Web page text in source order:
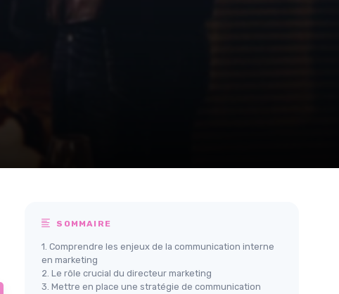
SOMMAIRE
1. Comprendre les enjeux de la communication interne
en marketing
2. Le rôle crucial du directeur marketing
3. Mettre en place une stratégie de communication